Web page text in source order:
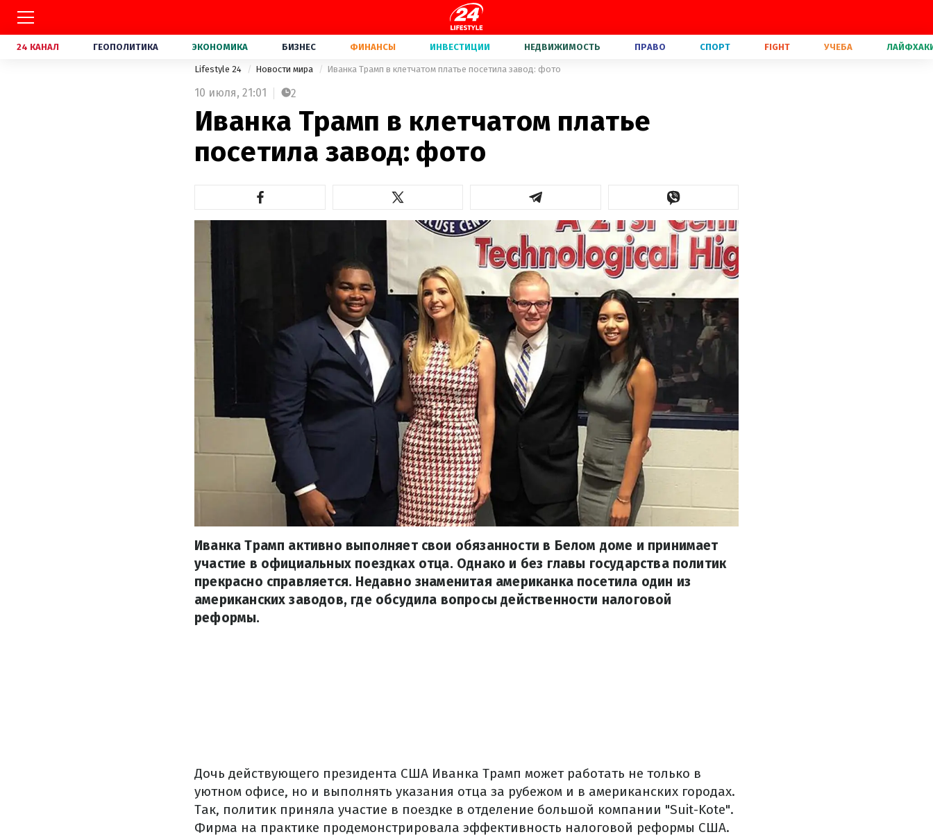
24 КАНАЛ ГЕОПОЛИТИКА ЭКОНОМИКА БИЗНЕС ФИНАНСЫ ИНВЕСТИЦИИ НЕДВИЖИМОСТЬ ПРАВО СПОРТ FIGHT УЧЕБА
Lifestyle 24 Новости мира Иванка Трамп в клетчатом платье посетила завод: фото
10 июля, 21:01 2
Иванка Трамп в клетчатом платье
посетила завод: фото
Иванка Трамп активно выполняет свои обязанности в Белом доме и принимает
участие в официальных поездках отца. Однако и без главы государства политик
прекрасно справляется. Недавно знаменитая американка посетила один из
американских заводов, где обсудила вопросы действенности налоговой
реформы.
Дочь действующего президента США Иванка Трамп может работать не только в
уютном офисе, но и выполнять указания отца за рубежом и в американских городах.
Так, политик приняла участие в поездке в отделение большой компании "Suit-Kote".
Фирма на практике продемонстрировала эффективность налоговой реформы США.